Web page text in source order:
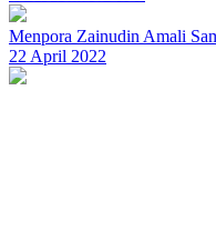
Menpora Zainudin Amali
22 April 2022